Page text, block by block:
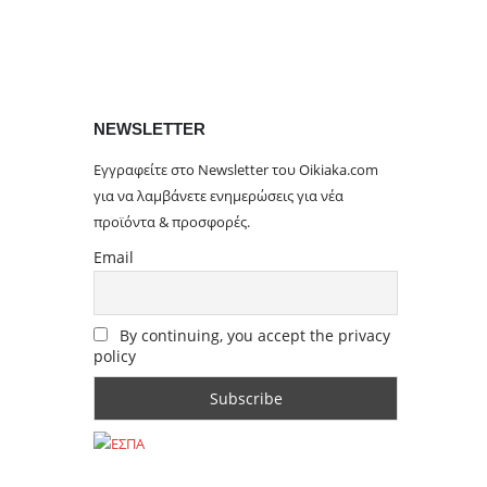
NEWSLETTER
Εγγραφείτε στο Newsletter του Oikiaka.com
για να λαμβάνετε ενημερώσεις για νέα
προϊόντα & προσφορές.
Email
By continuing, you accept the privacy
policy